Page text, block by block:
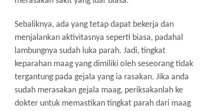
Sebaliknya, ada yang tetap dapat bekerja dan
menjalankan aktivitasnya seperti biasa, padahal
lambungnya sudah luka parah. Jadi, tingkat
keparahan maag yang dimiliki oleh seseorang tidak
tergantung pada gejala yang ia rasakan. Jika anda
sudah merasakan gejala maag, periksakanlah ke
dokter untuk memastikan tingkat parah dari maag